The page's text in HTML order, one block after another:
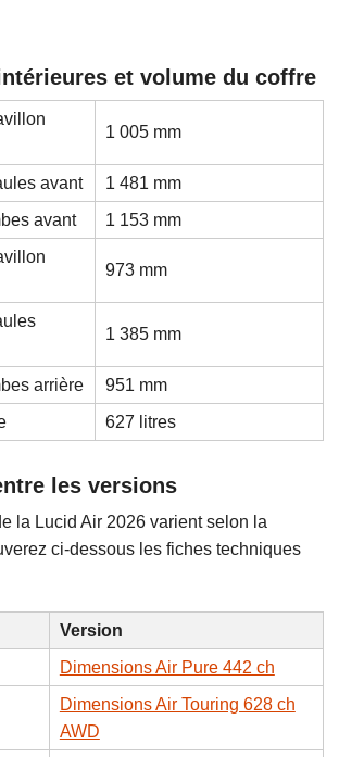
et volume du coffre
1 005 mm
avant
1 481 mm
avant
1 153 mm
973 mm
1 385 mm
arrière
951 mm
627 litres
les versions
la Lucid Air 2026 varient selon la
ci-dessous les fiches techniques
Version
Dimensions Air Pure 442 ch
Dimensions Air Touring 628 ch
AWD